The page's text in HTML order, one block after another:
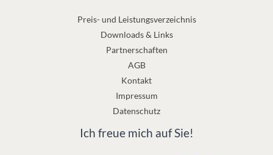
Preis- und Leistungsverzeichnis
Downloads & Links
Partnerschaften
AGB
Kontakt
Impressum
Datenschutz
Ich freue mich auf Sie!